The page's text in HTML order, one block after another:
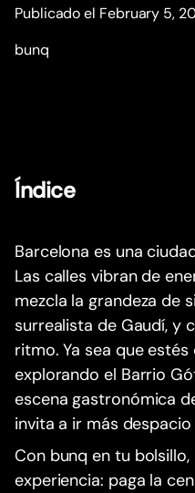
Publicado el February 5,
bunq
Índice
Barcelona es una
Las calles vibran de
mezcla la grandeza de
surrealista de Gaudí, y
ritmo. Ya sea que
explorando el Barrio
escena gastronómica
invita a ir más
Con bunq en tu
experiencia: paga la